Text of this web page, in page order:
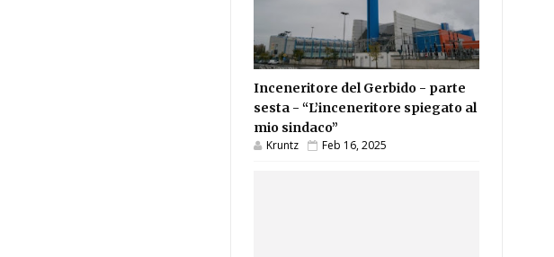
Inceneritore del Gerbido - parte
sesta - “L’inceneritore spiegato al
mio sindaco”
Kruntz Feb 16, 2025